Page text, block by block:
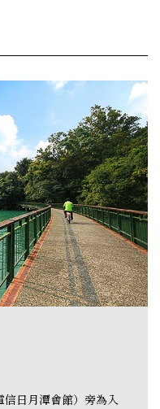
日月潭會館）旁為入